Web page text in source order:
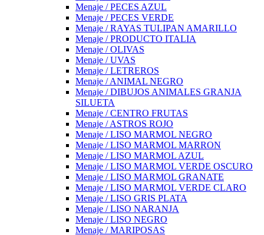
Menaje / PECES AZUL
Menaje / PECES VERDE
Menaje / RAYAS TULIPAN AMARILLO
Menaje / PRODUCTO ITALIA
Menaje / OLIVAS
Menaje / UVAS
Menaje / LETREROS
Menaje / ANIMAL NEGRO
Menaje / DIBUJOS ANIMALES GRANJA
SILUETA
Menaje / CENTRO FRUTAS
Menaje / ASTROS ROJO
Menaje / LISO MARMOL NEGRO
Menaje / LISO MARMOL MARRON
Menaje / LISO MARMOL AZUL
Menaje / LISO MARMOL VERDE OSCURO
Menaje / LISO MARMOL GRANATE
Menaje / LISO MARMOL VERDE CLARO
Menaje / LISO GRIS PLATA
Menaje / LISO NARANJA
Menaje / LISO NEGRO
Menaje / MARIPOSAS